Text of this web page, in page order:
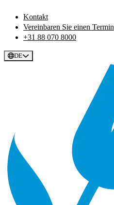
Kontakt
Vereinbaren Sie einen Termin
+31 88 070 8000
DE